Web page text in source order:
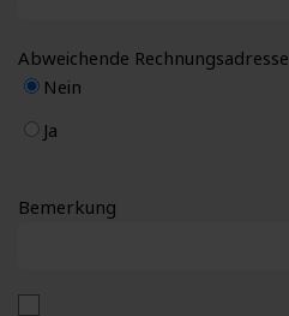
Abweichende Rechnungsadresse
Nein
Ja
Bemerkung